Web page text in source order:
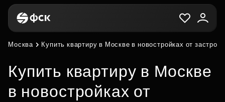
Москва Купить квартиру в Москве в новостройках от
Купить квартиру в Москве
в новостройках от